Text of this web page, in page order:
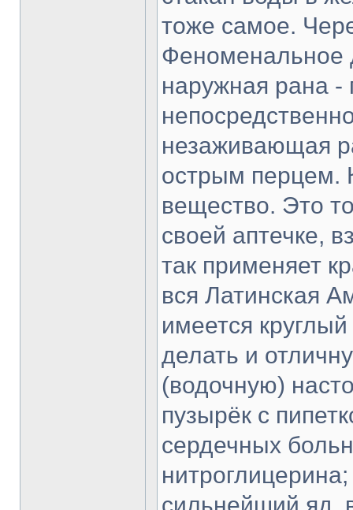
тоже самое.
Феноменальное
наружная рана -
незаживающая
острым перцем.
вещество. Это
своей аптечке,
так применяет
вся Латинская
имеется
делать и
(водочную)
пузырёк с
сердечных